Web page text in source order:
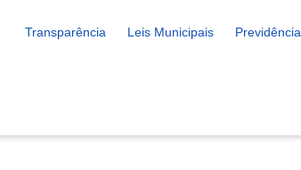
Transparência Leis Municipais Previdência